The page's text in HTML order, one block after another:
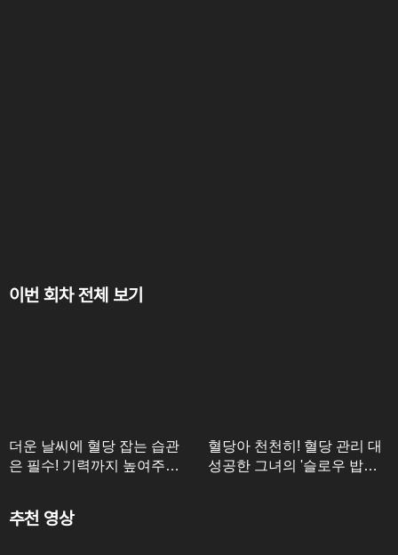
이번 회차 전체 보기
더운 날씨에 혈당 잡는 습관
은 필수! 기력까지 높여주는
혈당아 천천히! 혈당 관리 대
성공한 그녀의 '슬로우 밥상'!
추천 영상